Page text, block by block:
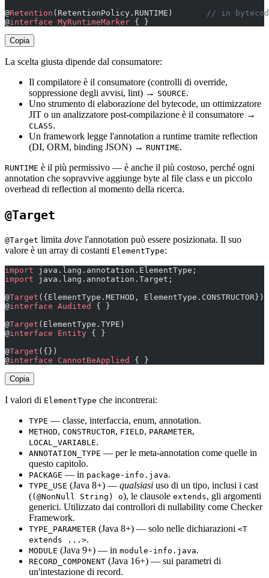
@Retention (RetentionPolicy.RUNTIME)
// in
@interface MyRuntimeMarker { }
Copia
La scelta giusta dipende dal consumatore:
Il compilatore è il consumatore (controlli di override,
soppressione degli avvisi, lint) → SOURCE.
Uno strumento di elaborazione del bytecode, un ottimizzatore
JIT o un analizzatore post-compilazione è il consumatore →
CLASS.
Un framework legge l'annotation a runtime tramite reflection
(DI, ORM, binding JSON) → RUNTIME.
RUNTIME è il più permissivo — è anche il più costoso, perché ogni
annotation che sopravvive aggiunge byte al file class e un piccolo
overhead di reflection al momento della ricerca.
@Target
@Target limita dove l'annotation può essere posizionata. Il suo
valore è un array di costanti ElementType:
import java.lang.annotation.ElementType;
import java.lang.annotation.Target;
@Target ({ElementType.METHOD, ElementType.CONSTRUCTOR})
@interface Audited
{
@Target (ElementType.TYPE)
@interface Entity {
@Target ({})
@interface CannotBeApplied {
Copia
I valori di ElementType che incontrerai:
TYPE — classe, interfaccia, enum, annotation.
METHOD, CONSTRUCTOR, FIELD, PARAMETER,
LOCAL_VARIABLE.
ANNOTATION_TYPE — per le meta-annotation come quelle in
questo capitolo.
PACKAGE — in package-info.java.
TYPE_USE (Java 8+) — qualsiasi uso di un tipo, inclusi i cast
((@NonNull String) o), le clausole extends, gli argomenti
generici. Utilizzato dai controllori di nullability come Checker
Framework.
TYPE_PARAMETER (Java 8+) — solo nelle dichiarazioni <T
extends ...>.
MODULE (Java 9+) — in module-info.java.
RECORD_COMPONENT (Java 16+) — sui parametri di
un'intestazione di record.